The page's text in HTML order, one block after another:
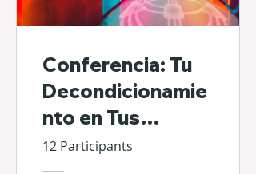
Conferencia: Tu
Decondicionamie
nto en Tus
Propias Manos
12 Participants